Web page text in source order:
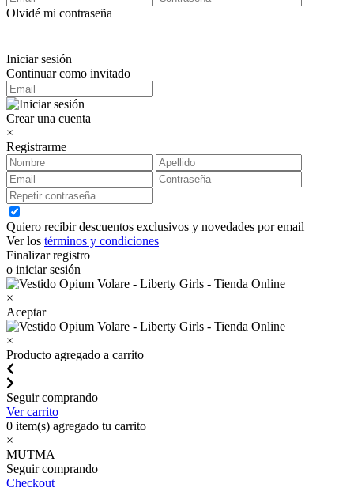
Olvidé mi contraseña
Iniciar sesión
Continuar como invitado
Crear una cuenta
×
Registrarme
Quiero recibir descuentos exclusivos y novedades por email
Ver los términos y condiciones
Finalizar registro
o iniciar sesión
×
Aceptar
×
Producto agregado a carrito
Seguir comprando
Ver carrito
0 item(s) agregado tu carrito
×
MUTMA
Seguir comprando
Checkout